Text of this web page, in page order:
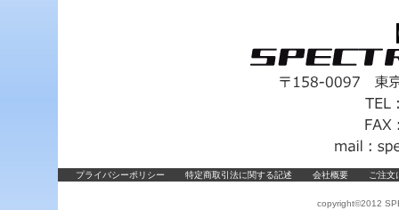
copyright©2012
プライバシーポリシー 特定商取引法に関する記述 会社概要 ご注文